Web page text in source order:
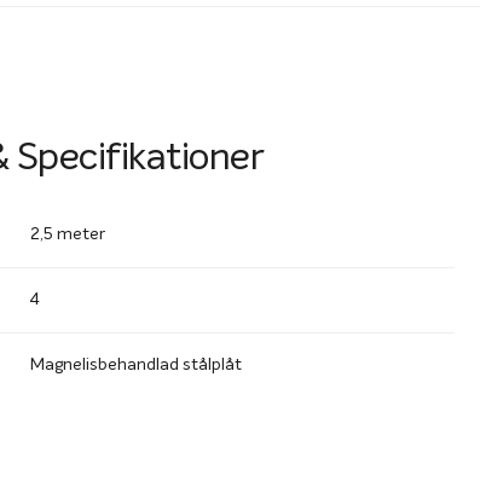
Specifikationer
2,5 meter
4
Magnelisbehandlad stålplåt